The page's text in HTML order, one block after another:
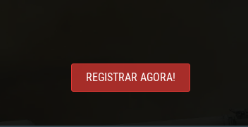
REGISTRAR AGORA!